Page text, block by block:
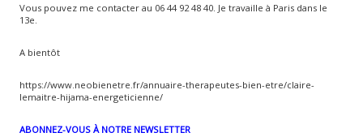
Vous pouvez me contacter au 06 44 92 48 40. Je travaille à Paris dans le
13e.
A bientôt
https://www.neobienetre.fr/annuaire-therapeutes-bien-etre/claire-
lemaitre-hijama-energeticienne/
ABONNEZ-VOUS À NOTRE NEWSLETTER